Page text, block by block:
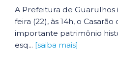
A Prefeitura de
feira (22), às 14h, o
importante patrimônio
esq... [saiba mais]